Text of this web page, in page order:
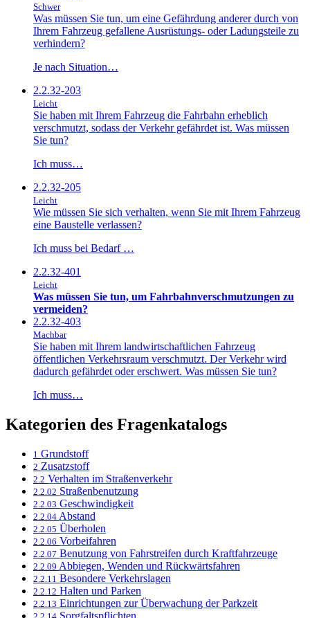
Schwer
Was müssen Sie tun, um eine Gefährdung anderer durch von
Ihrem Fahrzeug gefallene Ausrüstungs- oder Ladungsteile zu
verhindern?
Je nach Situation…
2.2.32-203
Leicht
Sie haben mit Ihrem Fahrzeug die Fahrbahn erheblich
verschmutzt, sodass der Verkehr gefährdet ist. Was müssen
Sie tun?
Ich muss…
2.2.32-205
Leicht
Wie müssen Sie sich verhalten, wenn Sie mit Ihrem Fahrzeug
eine Baustelle verlassen?
Ich muss bei Bedarf …
2.2.32-401
Leicht
Was müssen Sie tun, um Fahrbahnverschmutzungen zu
vermeiden?
2.2.32-403
Machbar
Sie haben mit Ihrem landwirtschaftlichen Fahrzeug
öffentlichen Verkehrsraum verschmutzt. Der Verkehr wird
dadurch gefährdet oder erschwert. Was müssen Sie tun?
Ich muss…
Kategorien des Fragenkatalogs
1 Grundstoff
2 Zusatzstoff
2.2 Verhalten im Straßenverkehr
2.2.02 Straßenbenutzung
2.2.03 Geschwindigkeit
2.2.04 Abstand
2.2.05 Überholen
2.2.06 Vorbeifahren
2.2.07 Benutzung von Fahrstreifen durch Kraftfahrzeuge
2.2.09 Abbiegen, Wenden und Rückwärtsfahren
2.2.11 Besondere Verkehrslagen
2.2.12 Halten und Parken
2.2.13 Einrichtungen zur Überwachung der Parkzeit
Sorgfaltspflichten